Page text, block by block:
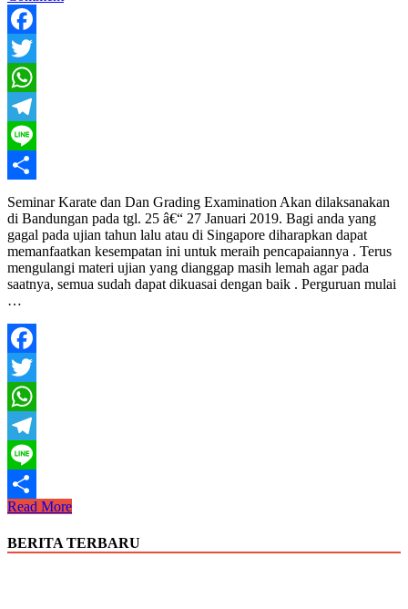
Facebook
Twitter
WhatsApp
Telegram
Line
Share
Seminar Karate dan Dan Grading Examination Akan dilaksanakan
di Bandungan pada tgl. 25 â€“ 27 Januari 2019. Bagi anda yang
gagal pada ujian tahun lalu atau di Singapore diharapkan dapat
memanfaatkan kesempatan ini untuk meraih pencapaiannya . Terus
mengulangi materi ujian yang dianggap masih lemah agar pada
saatnya, semua sudah dapat dikuasai dengan baik . Perguruan mulai
…
Facebook
Twitter
WhatsApp
Telegram
Line
Share
Seminar
&
Dan
Read More
BERITA TERBARU